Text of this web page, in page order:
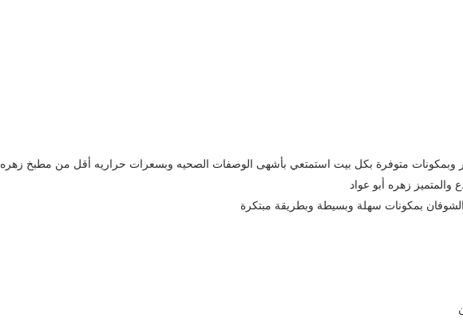
متوفرة بكل بيت استمتعي بأشهى الوصفات الصحيه وبسعرات حراريه أقل من مطبخ زهره
زهره أبو عواد
بمكونات سهلة وبسيطة وبطريقة مبتكرة